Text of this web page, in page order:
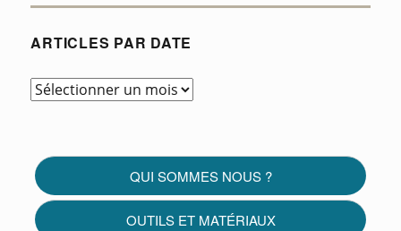
ARTICLES PAR DATE
Articles
QUI SOMMES NOUS ?
OUTILS ET MATÉRIAUX